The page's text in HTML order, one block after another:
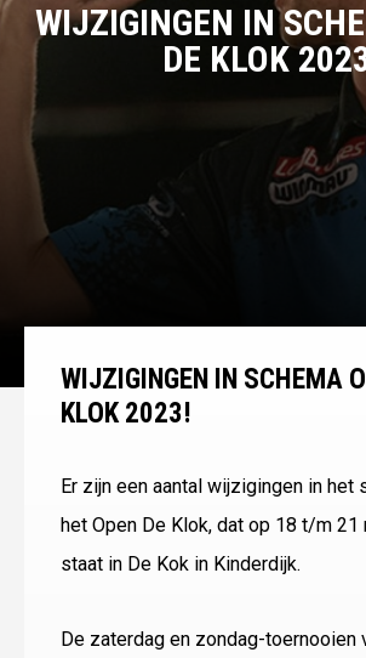
WIJZIGINGEN IN
DE KLOK
WIJZIGINGEN IN SCHEMA
KLOK 2023!
Er zijn een aantal wijzigingen in het
het Open De Klok, dat op 18 t/m 21
staat in De Kok in Kinderdijk.
De zaterdag en zondag-toernooien